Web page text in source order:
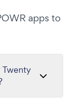
apps to
Twenty